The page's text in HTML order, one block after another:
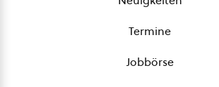
Termine
Jobbörse